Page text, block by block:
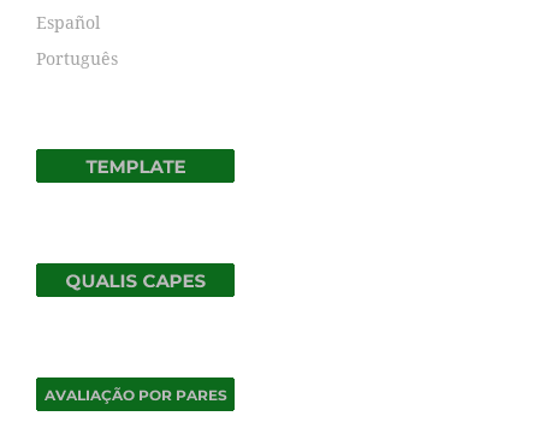
Español
Português